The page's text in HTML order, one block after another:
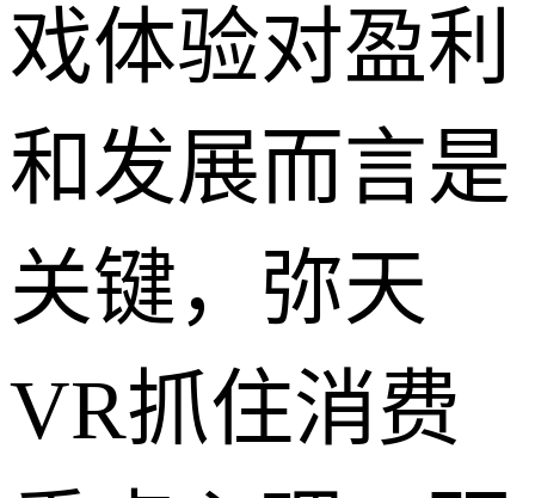
戏体验对盈利
和发展而言是
关键，弥天
VR抓住消费